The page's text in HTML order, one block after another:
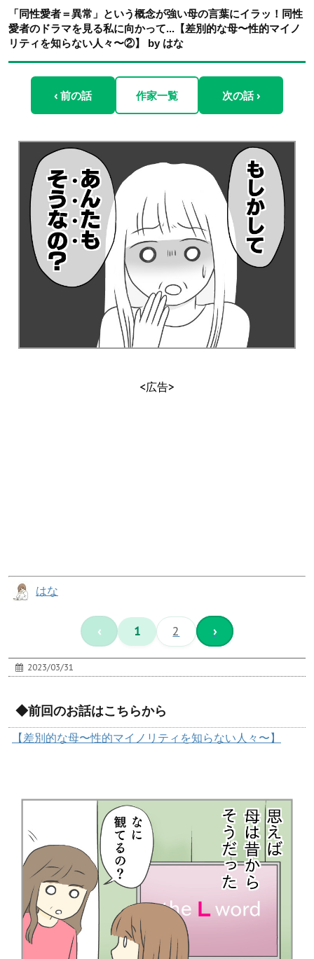
「同性愛者＝異常」という概念が強い母の言葉にイラッ！同性
愛者のドラマを見る私に向かって...【差別的な母〜性的マイノ
リティを知らない人々〜②】 by はな
‹ 前の話 作家一覧 次の話 ›
<広告>
はな
‹ 1 2 ›
2023/03/31
◆前回のお話はこちらから
【差別的な母〜性的マイノリティを知らない人々〜】